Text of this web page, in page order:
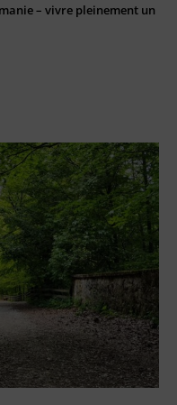
– vivre pleinement un